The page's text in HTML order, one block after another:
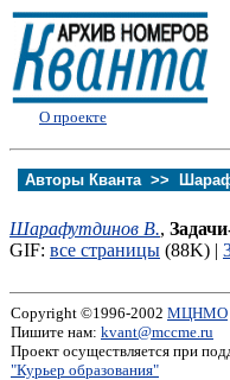
О проекте
Авторы Кванта >>
Шарафутдинов В.,
GIF: все страницы (88K) |
Copyright ©1996-2002 МЦНМО
Пишите нам: kvant@mccme.ru
Проект осуществляется при
"Курьер образования"